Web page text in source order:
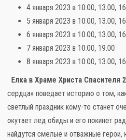
4 января 2023 в 10.00, 13.00,
5 января 2023 в 10.00, 13.00,
6 января 2023 в 10.00, 13.00,
7 января 2023 в 10.00, 19.00
8 января 2023 в 10.00, 13.00,
Елка в Храме Христа Спасителя
сердца» поведает историю о том,
светлый праздник кому-то станет
окутает лед обиды и его покинет
найдутся смелые и отважные герои,